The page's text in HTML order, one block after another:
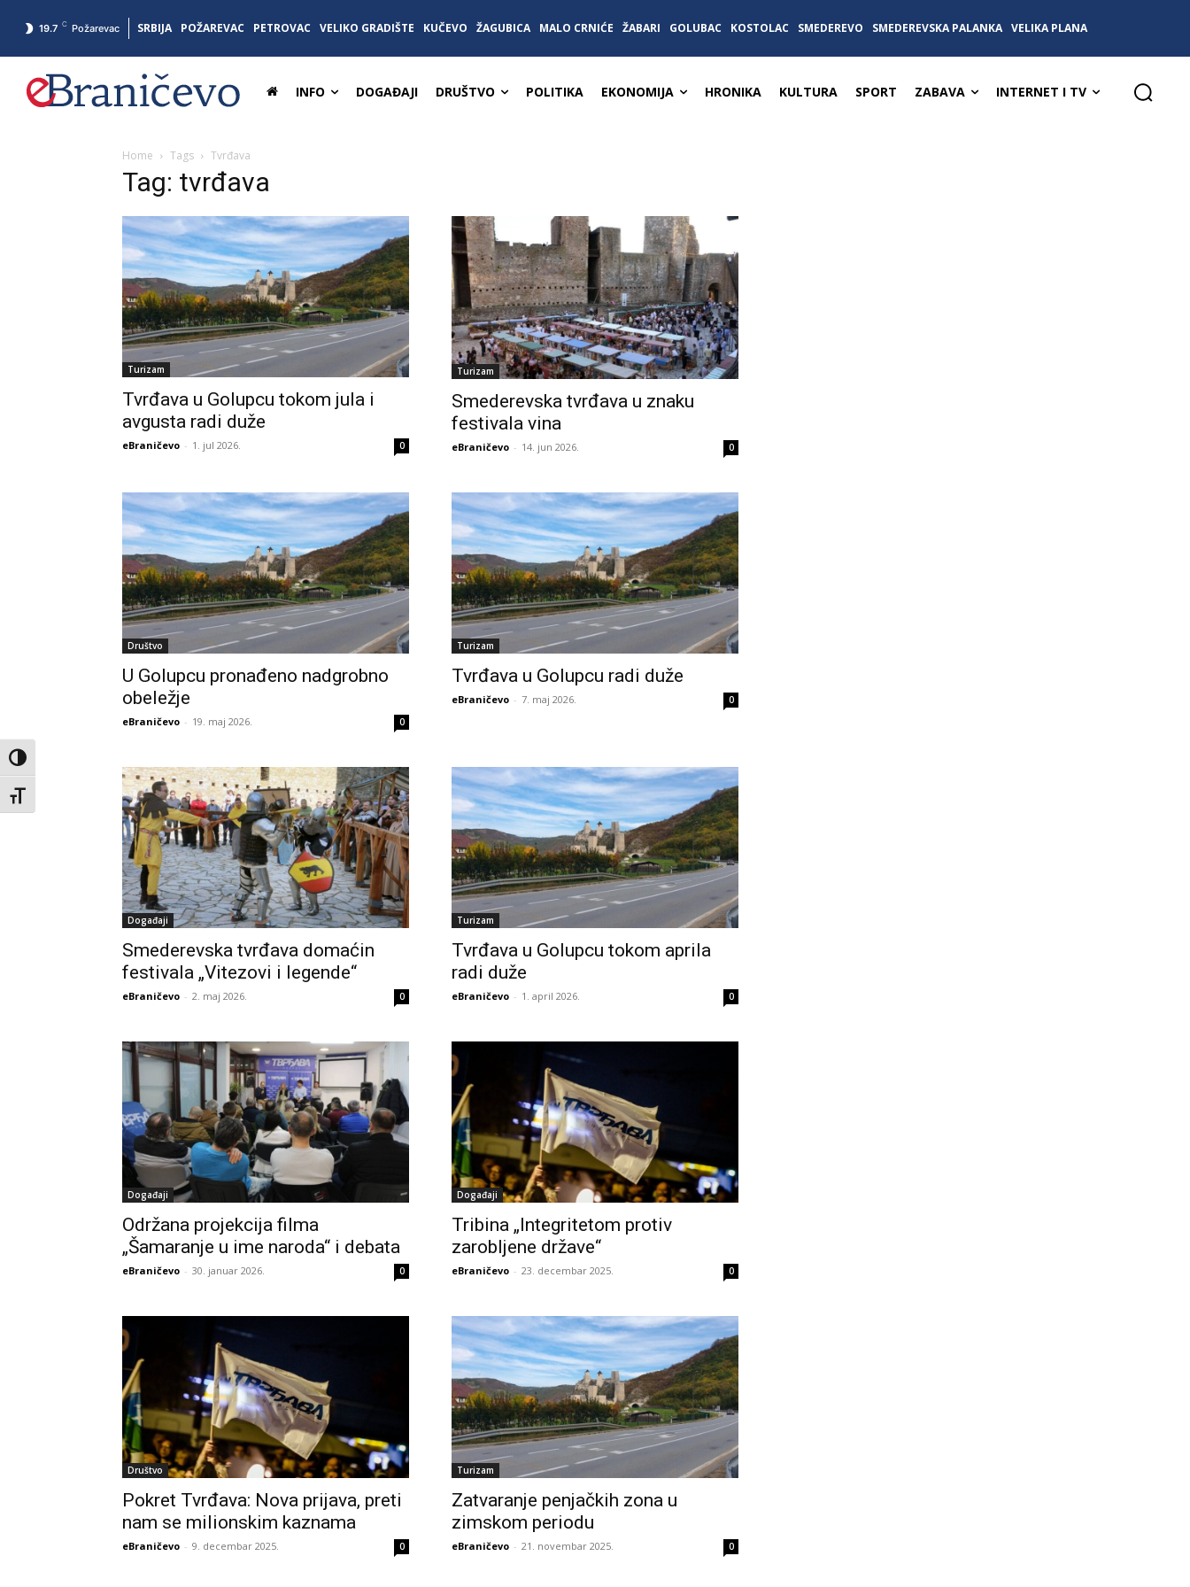
Toggle High Contrast
Toggle Font size
19.7 C Požarevac SRBIJA POŽAREVAC PETROVAC VELIKO GRADIŠTE KUČEVO ŽAGUBICA MALO CRNIĆE ŽABARI GOLUBAC KOSTOLAC SMEDEREVO SMEDEREVSKA PALANKA VELIKA PLANA
INFO DOGAĐAJI DRUŠTVO POLITIKA EKONOMIJA HRONIKA KULTURA SPORT ZABAVA INTERNET I TV
Home Tags Tvrđava
Tag: tvrđava
Turizam
Tvrđava u Golupcu tokom jula i
avgusta radi duže
eBraničevo - 1. jul 2026. 0
Turizam
Smederevska tvrđava u znaku
festivala vina
eBraničevo - 14. jun 2026. 0
Društvo
U Golupcu pronađeno nadgrobno
obeležje
eBraničevo - 19. maj 2026. 0
Turizam
Tvrđava u Golupcu radi duže
eBraničevo - 7. maj 2026. 0
Događaji
Smederevska tvrđava domaćin
festivala „Vitezovi i legende“
eBraničevo - 2. maj 2026. 0
Turizam
Tvrđava u Golupcu tokom aprila
radi duže
eBraničevo - 1. april 2026. 0
Događaji
Održana projekcija filma
„Šamaranje u ime naroda“ i debata
eBraničevo - 30. januar 2026. 0
Događaji
Tribina „Integritetom protiv
zarobljene države“
eBraničevo - 23. decembar 2025. 0
Društvo
Pokret Tvrđava: Nova prijava, preti
nam se milionskim kaznama
eBraničevo - 9. decembar 2025. 0
Turizam
Zatvaranje penjačkih zona u
zimskom periodu
eBraničevo - 21. novembar 2025. 0